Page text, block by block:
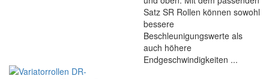
Satz SR Rollen können sowohl
bessere
Beschleunigungswerte als
auch höhere
Endgeschwindigkeiten ...